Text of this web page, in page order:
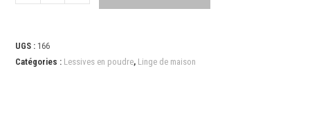
UGS : 166
Catégories : Lessives en poudre, Linge de maison